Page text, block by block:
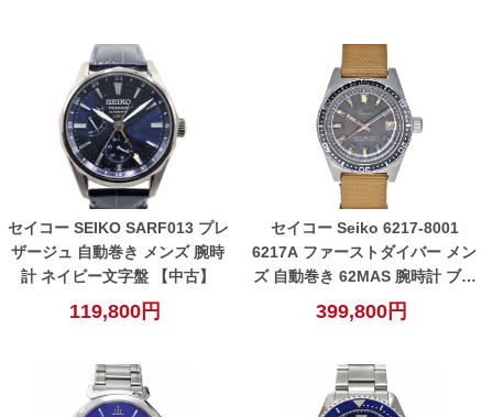
セイコー SEIKO SARF013 プレ
ザージュ 自動巻き メンズ 腕時
計 ネイビー文字盤 【中古】
119,800円
セイコー Seiko 6217-8001
6217A ファーストダイバー メン
ズ 自動巻き 62MAS 腕時計 ブラ
ック グレー【中古】
399,800円